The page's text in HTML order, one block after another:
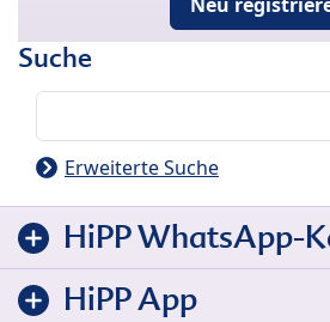
Neu
Suche
Erweiterte Suche
HiPP WhatsApp-
HiPP App